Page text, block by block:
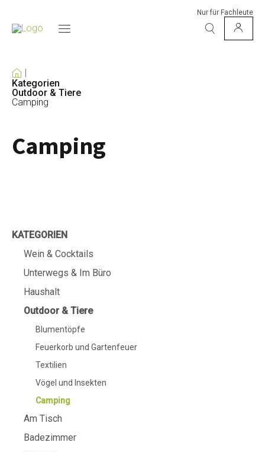
Nur für Fachleute
Kategorien
Outdoor & Tiere
Camping
Camping
KATEGORIEN
Wein & Cocktails
Unterwegs & Im Büro
Haushalt
Outdoor & Tiere
Blumentöpfe
Feuerkorb und Gartenfeuer
Textilien
Vögel und Insekten
Camping
Am Tisch
Badezimmer